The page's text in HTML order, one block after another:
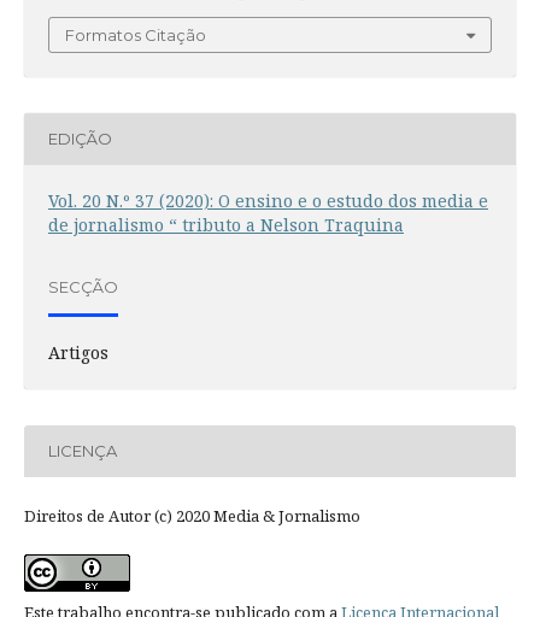
Formatos Citação
EDIÇÃO
Vol. 20 N.º 37 (2020): O ensino e o estudo dos media e
de jornalismo “ tributo a Nelson Traquina
SECÇÃO
Artigos
LICENÇA
Direitos de Autor (c) 2020 Media & Jornalismo
Este trabalho encontra-se publicado com aLicença Internacional